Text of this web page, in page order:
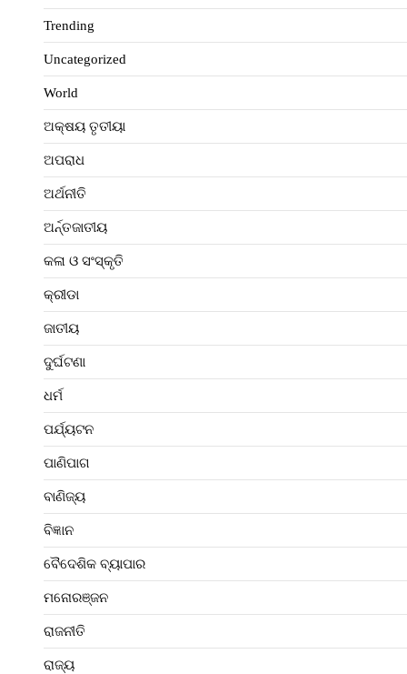
Trending
Uncategorized
World
ଅକ୍ଷୟ ତୃତୀୟା
ଅପରାଧ
ଅର୍ଥନୀତି
ଅର୍ନ୍ତଜାତୀୟ
କଳା ଓ ସଂସ୍କୃତି
କ୍ରୀଡା
ଜାତୀୟ
ଦୁର୍ଘଟଣା
ଧର୍ମ
ପର୍ଯ୍ୟଟନ
ପାଣିପାଗ
ବାଣିଜ୍ୟ
ବିଜ୍ଞାନ
ବୈଦେଶିକ ବ୍ୟାପାର
ମନୋରଞ୍ଜନ
ରାଜନୀତି
ରାଜ୍ୟ